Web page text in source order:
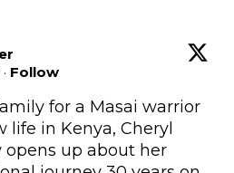
· Follow
for a Masai warrior
in Kenya, Cheryl
up about her